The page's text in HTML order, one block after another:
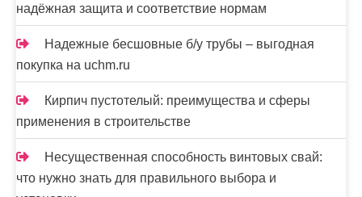
надёжная защита и соответствие нормам
Надежные бесшовные б/у трубы – выгодная
покупка на uchm.ru
Кирпич пустотелый: преимущества и сферы
применения в строительстве
Несущественная способность винтовых свай:
что нужно знать для правильного выбора и